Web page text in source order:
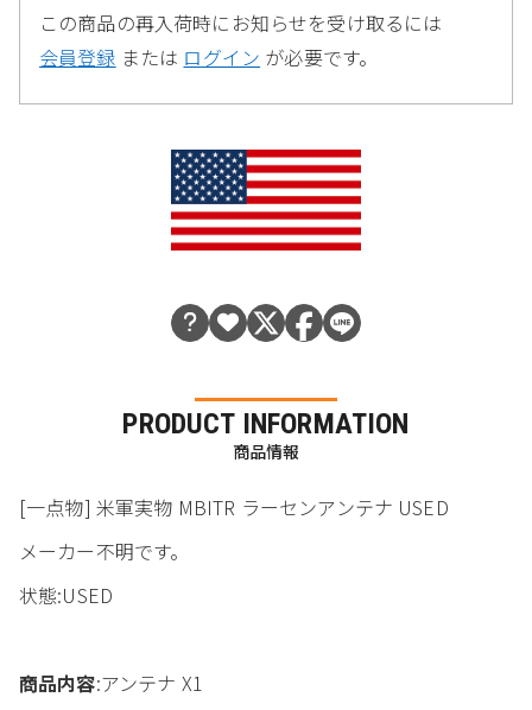
この商品の再入荷時にお知らせを受け取るには
会員登録 または ログイン が必要です。
PRODUCT INFORMATION
商品情報
[一点物] 米軍実物 MBITR ラーセンアンテナ USED
メーカー不明です。
状態:USED
商品内容:アンテナ X1